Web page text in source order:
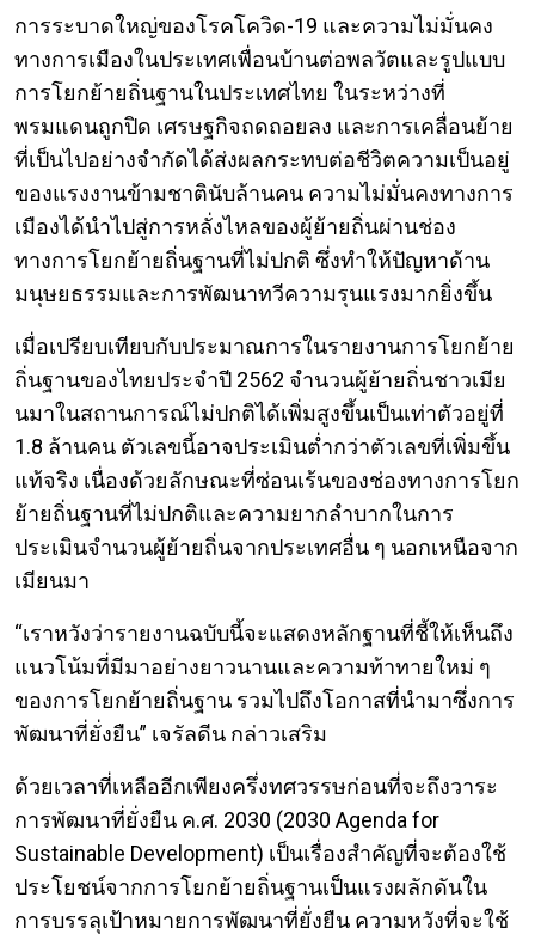
การระบาดใหญ่ของโรคโควิด-19 และความไม่มั่นคง
ทางการเมืองในประเทศเพื่อนบ้านต่อพลวัตและรูปแบบ
การโยกย้ายถิ่นฐานในประเทศไทย ในระหว่างที่
พรมแดนถูกปิด เศรษฐกิจถดถอยลง และการเคลื่อนย้าย
ที่เป็นไปอย่างจำกัดได้ส่งผลกระทบต่อชีวิตความเป็นอยู่
ของแรงงานข้ามชาตินับล้านคน ความไม่มั่นคงทางการ
เมืองได้นำไปสู่การหลั่งไหลของผู้ย้ายถิ่นผ่านช่อง
ทางการโยกย้ายถิ่นฐานที่ไม่ปกติ ซึ่งทำให้ปัญหาด้าน
มนุษยธรรมและการพัฒนาทวีความรุนแรงมากยิ่งขึ้น
เมื่อเปรียบเทียบกับประมาณการในรายงานการโยกย้าย
ถิ่นฐานของไทยประจำปี 2562 จำนวนผู้ย้ายถิ่นชาวเมีย
นมาในสถานการณ์ไม่ปกติได้เพิ่มสูงขึ้นเป็นเท่าตัวอยู่ที่
1.8 ล้านคน ตัวเลขนี้อาจประเมินต่ำกว่าตัวเลขที่เพิ่มขึ้น
แท้จริง เนื่องด้วยลักษณะที่ซ่อนเร้นของช่องทางการโยก
ย้ายถิ่นฐานที่ไม่ปกติและความยากลำบากในการ
ประเมินจำนวนผู้ย้ายถิ่นจากประเทศอื่น ๆ นอกเหนือจาก
เมียนมา
“เราหวังว่ารายงานฉบับนี้จะแสดงหลักฐานที่ชี้ให้เห็นถึง
แนวโน้มที่มีมาอย่างยาวนานและความท้าทายใหม่ ๆ
ของการโยกย้ายถิ่นฐาน รวมไปถึงโอกาสที่นำมาซึ่งการ
พัฒนาที่ยั่งยืน” เจรัลดีน กล่าวเสริม
ด้วยเวลาที่เหลืออีกเพียงครึ่งทศวรรษก่อนที่จะถึงวาระ
การพัฒนาที่ยั่งยืน ค.ศ. 2030 (2030 Agenda for
Sustainable Development) เป็นเรื่องสำคัญที่จะต้องใช้
ประโยชน์จากการโยกย้ายถิ่นฐานเป็นแรงผลักดันใน
การบรรลุเป้าหมายการพัฒนาที่ยั่งยืน ความหวังที่จะใช้